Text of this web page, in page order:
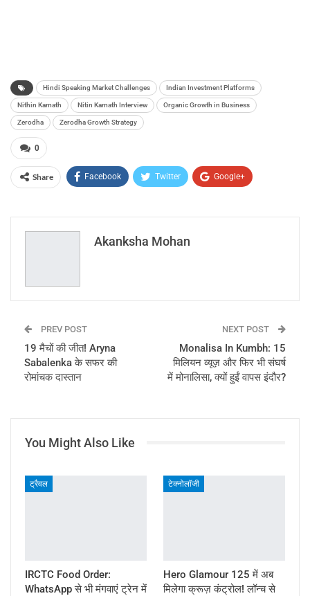
Hindi Speaking Market Challenges Indian Investment Platforms
Nithin Kamath Nitin Kamath Interview Organic Growth in Business
Zerodha Zerodha Growth Strategy
0
Share Facebook Twitter Google+
Email
Akanksha Mohan
PREV POST
19 मैचों की जीत! Aryna
Sabalenka के सफर की
रोमांचक दास्तान
NEXT POST
Monalisa In Kumbh: 15
मिलियन व्यूज़ और फिर भी संघर्ष
में मोनालिसा, क्यों हुईं वापस इंदौर?
You Might Also Like
ट्रैवल
IRCTC Food Order:
WhatsApp से भी मंगवाएं ट्रेन में
टेक्नोलॉजी
Hero Glamour 125 में अब
मिलेगा क्रूज़ कंट्रोल! लॉन्च से